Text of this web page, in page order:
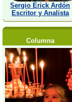
Sergio Erick Ardón
Escritor y Analista
Columna